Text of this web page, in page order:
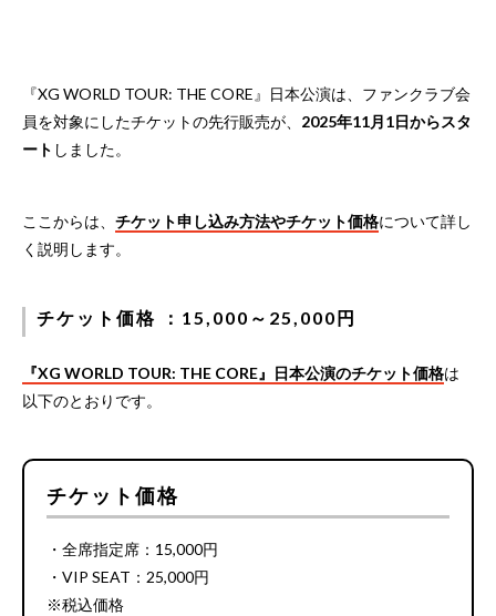
『XG WORLD TOUR: THE CORE』日本公演は、ファンクラブ会
員を対象にしたチケットの先行販売が、 2025年11月1日からスタ
ート しました。
ここからは、 チケット申し込み方法やチケット価格について詳し
く説明します。
チケット価格 ：15,000～25,000円
『XG WORLD TOUR: THE CORE』日本公演のチケット価格は
以下のとおりです。
チケット価格
・全席指定席：15,000円
・VIP SEAT：25,000円
※税込価格